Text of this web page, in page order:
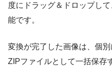
度にドラッグ＆ドロップし
能です。
変換が完了した画像は、個
ZIPファイルとして一括保存